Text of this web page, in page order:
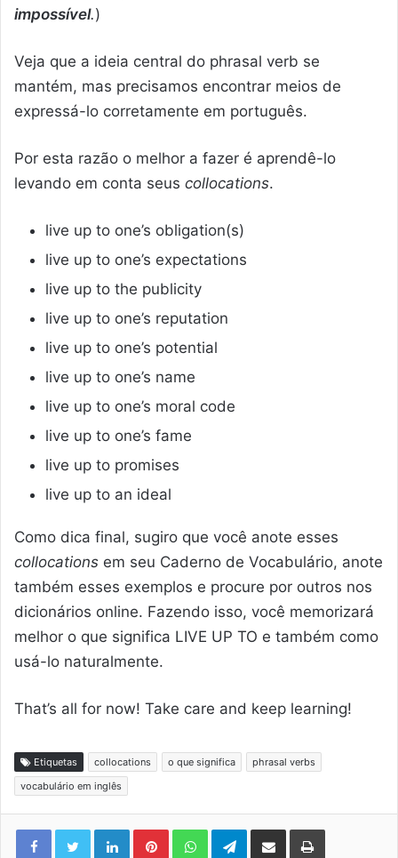
impossível.)
Veja que a ideia central do phrasal verb se
mantém, mas precisamos encontrar meios de
expressá-lo corretamente em português.
Por esta razão o melhor a fazer é aprendê-lo
levando em conta seus collocations.
live up to one’s obligation(s)
live up to one’s expectations
live up to the publicity
live up to one’s reputation
live up to one’s potential
live up to one’s name
live up to one’s moral code
live up to one’s fame
live up to promises
live up to an ideal
Como dica final, sugiro que você anote esses
collocations em seu Caderno de Vocabulário, anote
também esses exemplos e procure por outros nos
dicionários online. Fazendo isso, você memorizará
melhor o que significa LIVE UP TO e também como
usá-lo naturalmente.
That’s all for now! Take care and keep learning!
Etiquetas collocations o que significa
phrasal verbs
vocabulário em inglês
LinkedinPinterestWhatsAppTelegram
Compartilhar via e-mail Imprimir